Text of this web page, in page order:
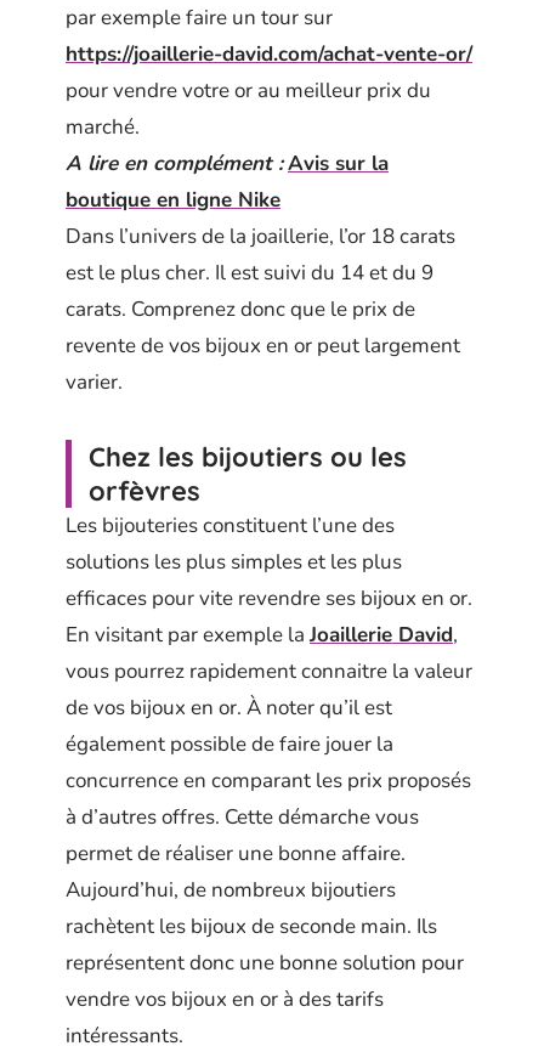
par exemple faire un tour sur
https://joaillerie-david.com/achat-vente-or/
pour vendre votre or au meilleur prix du
marché.
A lire en complément :Avis sur la
boutique en ligne Nike
Dans l’univers de la joaillerie, l’or 18 carats
est le plus cher. Il est suivi du 14 et du 9
carats. Comprenez donc que le prix de
revente de vos bijoux en or peut largement
varier.
Chez les bijoutiers ou les
orfèvres
Les bijouteries constituent l’une des
solutions les plus simples et les plus
efficaces pour vite revendre ses bijoux en or.
En visitant par exemple laJoaillerie David,
vous pourrez rapidement connaitre la valeur
de vos bijoux en or. À noter qu’il est
également possible de faire jouer la
concurrence en comparant les prix proposés
à d’autres offres. Cette démarche vous
permet de réaliser une bonne affaire.
Aujourd’hui, de nombreux bijoutiers
rachètent les bijoux de seconde main. Ils
représentent donc une bonne solution pour
vendre vos bijoux en or à des tarifs
intéressants.